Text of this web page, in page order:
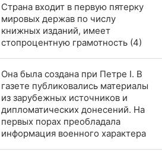
Страна входит в первую пятерку
мировых держав по числу
книжных изданий, имеет
стопроцентную грамотность (4)
Она была создана при Петре I. В
газете публиковались материалы
из зарубежных источников и
дипломатических донесений. На
первых порах преобладала
информация военного характера